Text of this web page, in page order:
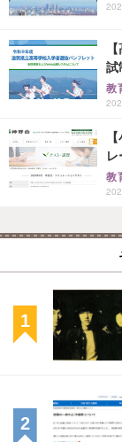
試
教
教